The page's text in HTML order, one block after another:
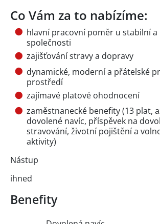
Co Vám za to nabízíme:
hlavní pracovní poměr u stabilní
společnosti
zajišťování stravy a dopravy
dynamické, moderní a přátelské
prostředí
zajímavé platové ohodnocení
zaměstnanecké benefity (13 plat,
dovolené navíc, příspěvek na
stravování, životní pojištění a
aktivity)
Nástup
ihned
Benefity